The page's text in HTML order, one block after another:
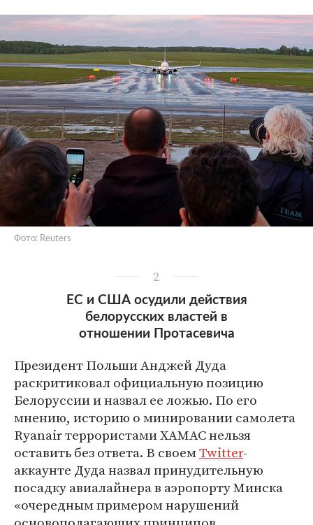
Фото: Reuters
2
ЕС и США осудили действия
белорусских властей в
отношении Протасевича
Президент Польши Анджей Дуда
раскритиковал официальную позицию
Белоруссии и назвал ее ложью. По его
мнению, историю о минировании самолета
Ryanair террористами ХАМАС нельзя
оставить без ответа. В своемTwitter-
аккаунте Дуда назвал принудительную
посадку авиалайнера в аэропорту Минска
«очередным примером нарушений